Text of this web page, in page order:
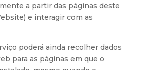
a partir das páginas deste
e interagir com as
poderá ainda recolher dados
para as páginas em que o